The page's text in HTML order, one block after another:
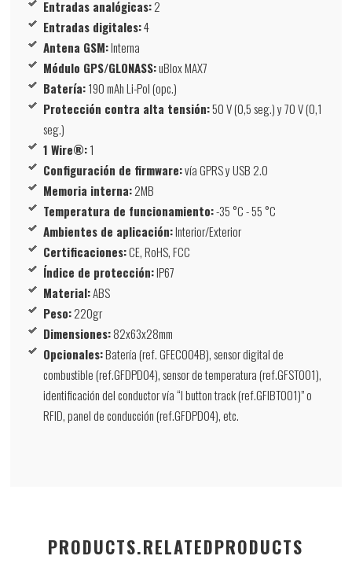
Entradas analógicas:2
Entradas digitales:4
Antena GSM:Interna
Módulo GPS/GLONASS:uBlox MAX7
Batería:190 mAh Li-Pol (opc.)
Protección contra alta tensión:50 V (0,5 seg.) y 70 V (0,1
seg.)
1 Wire®:1
Configuración de firmware:vía GPRS y USB 2.0
Memoria interna:2MB
Temperatura de funcionamiento:-35 °C - 55 °C
Ambientes de aplicación:Interior/Exterior
Certificaciones:CE, RoHS, FCC
Índice de protección:IP67
Material:ABS
Peso:220gr
Dimensiones:82x63x28mm
Opcionales:Batería (ref. GFECO04B), sensor digital de
combustible (ref.GFDPD04), sensor de temperatura (ref.GFST001),
identificación del conductor vía “I button track (ref.GFIBT001)” o
RFID, panel de conducción (ref.GFDPD04), etc.
PRODUCTS.RELATEDPRODUCTS